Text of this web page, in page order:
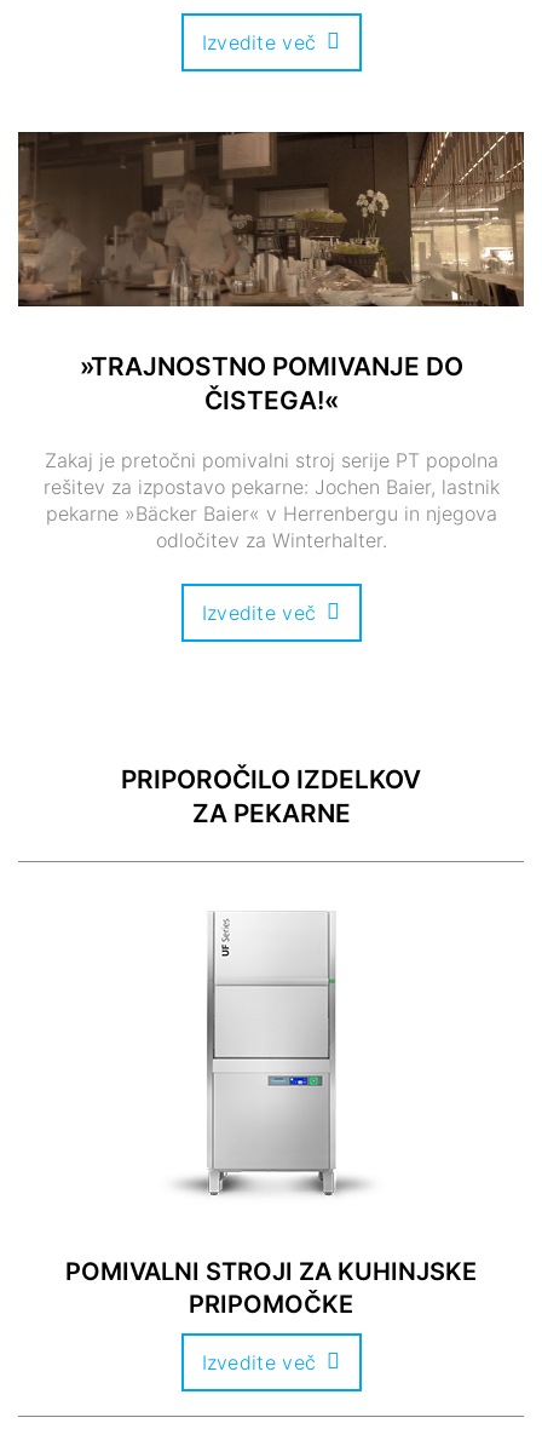
Izvedite več
»TRAJNOSTNO POMIVANJE DO
ČISTEGA!«
Zakaj je pretočni pomivalni stroj serije PT popolna
rešitev za izpostavo pekarne: Jochen Baier, lastnik
pekarne »Bäcker Baier« v Herrenbergu in njegova
odločitev za Winterhalter.
Izvedite več
PRIPOROČILO IZDELKOV
ZA PEKARNE
POMIVALNI STROJI ZA KUHINJSKE
PRIPOMOČKE
Izvedite več